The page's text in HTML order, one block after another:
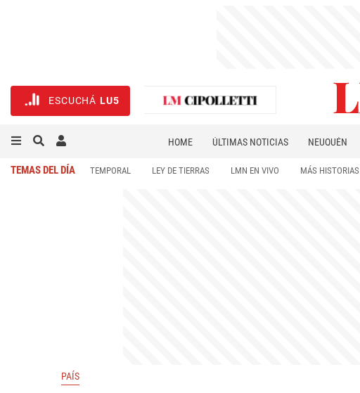
ESCUCHÁ LU5
HOME ÚLTIMAS NOTICIAS NEUQUÉN
TEMAS DEL DÍA TEMPORAL LEY DE TIERRAS LMN EN VIVO MÁS HISTORIAS
PAÍS